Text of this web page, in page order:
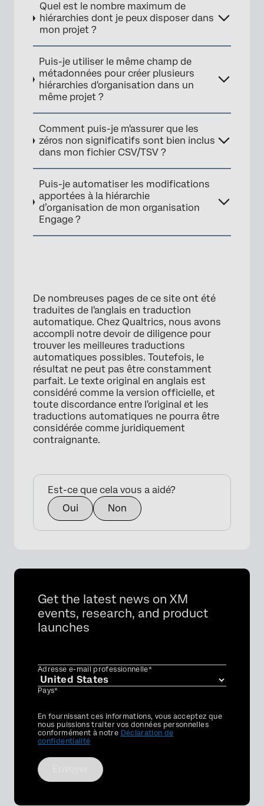
Quel est le nombre maximum de
hiérarchies dont je peux disposer dans
mon projet ?
Puis-je utiliser le même champ de
métadonnées pour créer plusieurs
hiérarchies d'organisation dans un
même projet ?
Comment puis-je m'assurer que les
zéros non significatifs sont bien inclus
dans mon fichier CSV/TSV ?
Puis-je automatiser les modifications
apportées à la hiérarchie
d’organisation de mon organisation
Engage ?
De nombreuses pages de ce site ont été
traduites de l'anglais en traduction
automatique. Chez Qualtrics, nous avons
accompli notre devoir de diligence pour
trouver les meilleures traductions
automatiques possibles. Toutefois, le
résultat ne peut pas être constamment
parfait. Le texte original en anglais est
considéré comme la version officielle, et
toute discordance entre l'original et les
traductions automatiques ne pourra être
considérée comme juridiquement
contraignante.
Est-ce que cela vous a aidé?
Oui
Non
Get the latest news on XM
events, research, and product
launches
Adresse e-mail professionnelle*
Pays*
Privacy
Optin
En fournissant ces informations, vous acceptez que
nous puissions traiter vos données personnelles
conformément à notre Déclaration de
confidentialité